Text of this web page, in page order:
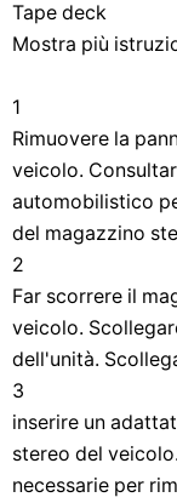
Tape deck
Mostra più
1
Rimuovere la
veicolo.
automobilistico
del magazzino
2
Far scorrere il
veicolo.
dell'unità.
3
inserire un
stereo del
necessarie per